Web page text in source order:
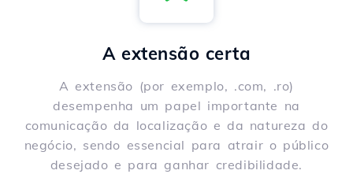
A extensão certa
A extensão (por exemplo, .com, .ro)
desempenha um papel importante na
comunicação da localização e da natureza do
negócio, sendo essencial para atrair o público
desejado e para ganhar credibilidade.